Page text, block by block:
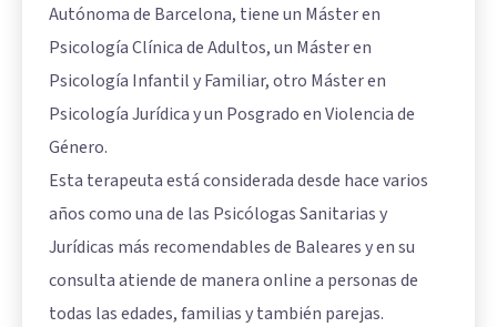
Autónoma de Barcelona, tiene un Máster en
Psicología Clínica de Adultos, un Máster en
Psicología Infantil y Familiar, otro Máster en
Psicología Jurídica y un Posgrado en Violencia de
Género.
Esta terapeuta está considerada desde hace varios
años como una de las Psicólogas Sanitarias y
Jurídicas más recomendables de Baleares y en su
consulta atiende de manera online a personas de
todas las edades, familias y también parejas.